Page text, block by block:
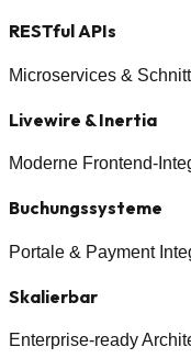
RESTful APIs
Microservices &
Livewire & Inertia
Moderne Frontend-
Buchungssysteme
Portale & Payment
Skalierbar
Enterprise-ready